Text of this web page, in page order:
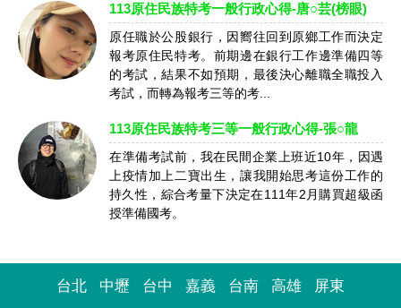
113原住民族特考一般行政心得-唐○芸(榜眼)
原任職於公股銀行，因嚮往回到原鄉工作而決定
報考原住民特考。前期邊在銀行工作邊準備四等
的考試，結果不如預期，最後決心離職全職投入
考試，而轉為報考三等的考...
113原住民族特考三等一般行政心得-張○龍
在準備考試前，我在民間企業上班近10年，因遇
上疫情加上二寶出生，讓我開始思考這份工作的
持久性，綜合考量下決定在111年2月購買超級函
授準備國考。
台北 中壢 台中 嘉義 台南 高雄 屏東